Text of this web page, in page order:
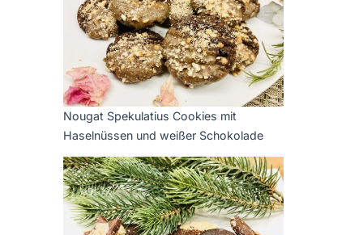
Nougat Spekulatius Cookies mit
Haselnüssen und weißer Schokolade